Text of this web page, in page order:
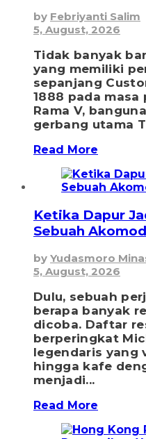
by Febriyanti Salim
5, August, 2026
Tidak banyak
yang memiliki
sepanjang
1888 pada masa
Rama V,
gerbang utama
Read More
Ketika Dapur
Sebuah
by Yudasmoro
5, August, 2026
Dulu, sebuah
berapa banyak
dicoba. Daftar
berperingkat
legendaris yang
hingga kafe
menjadi...
Read More